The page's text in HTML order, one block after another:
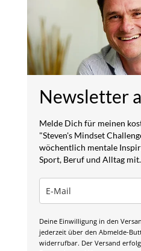
Newsletter
Melde Dich für meinen
"Steven's Mindset
wöchentlich mentale
Sport, Beruf und Alltag mit.
Deine Einwilligung in den
jederzeit über den Abmelde-
widerrufbar. Der Versand